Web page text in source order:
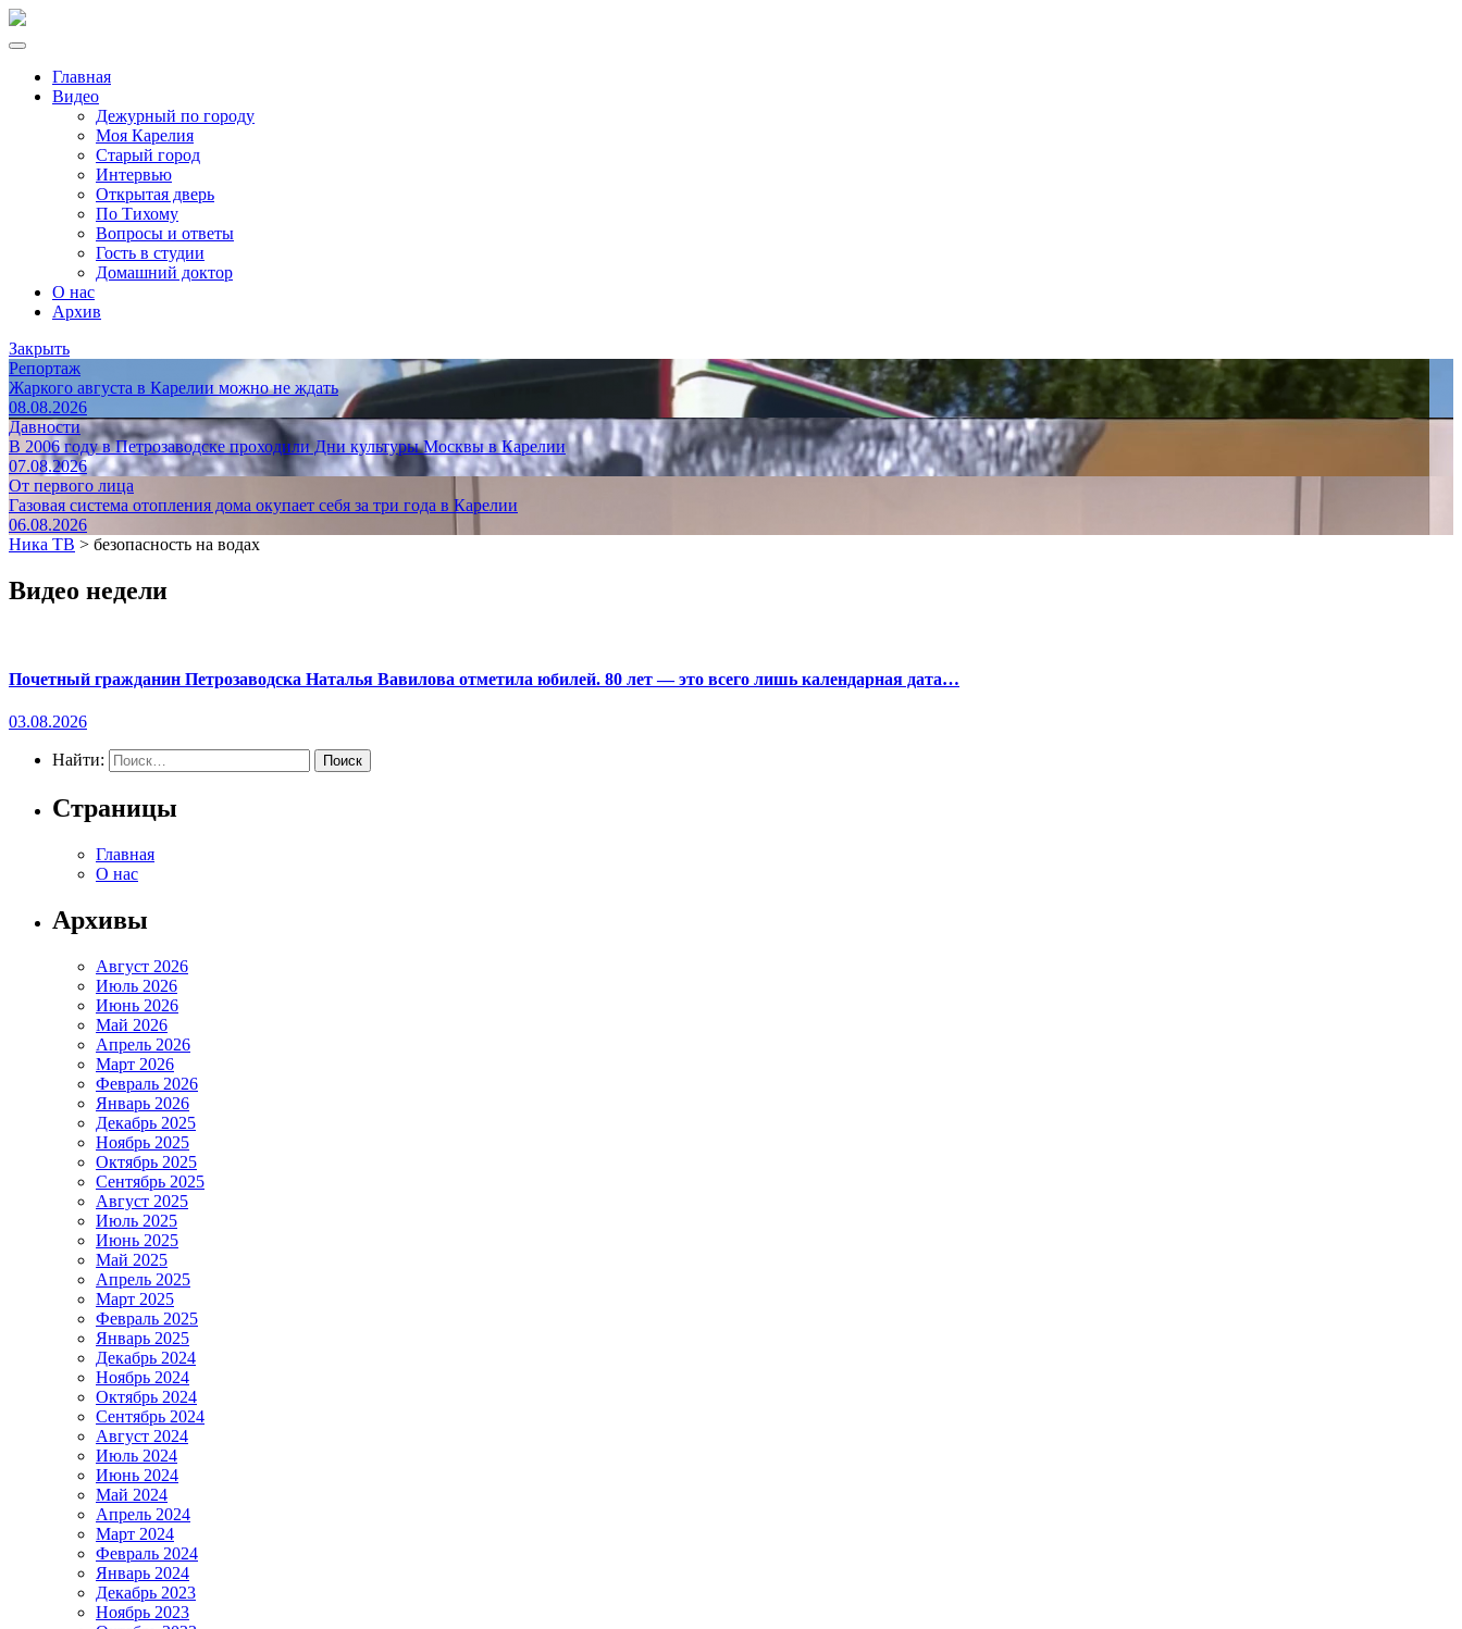
Главная
Видео
Дежурный по городу
Моя Карелия
Старый город
Интервью
Открытая дверь
По Тихому
Вопросы и ответы
Гость в студии
Домашний доктор
О нас
Архив
Закрыть
Репортаж
Жаркого августа в Карелии можно не ждать
08.08.2026
Давности
В 2006 году в Петрозаводске проходили Дни культуры Москвы в Карелии
07.08.2026
От первого лица
Газовая система отопления дома окупает себя за три года в Карелии
06.08.2026
Ника ТВ > безопасность на водах
Видео недели
Почетный гражданин Петрозаводска Наталья Вавилова отметила юбилей. 80 лет — это всего лишь календарная дата…
03.08.2026
Найти:
Страницы
Главная
О нас
Архивы
Август 2026
Июль 2026
Июнь 2026
Май 2026
Апрель 2026
Март 2026
Февраль 2026
Январь 2026
Декабрь 2025
Ноябрь 2025
Октябрь 2025
Сентябрь 2025
Август 2025
Июль 2025
Июнь 2025
Май 2025
Апрель 2025
Март 2025
Февраль 2025
Январь 2025
Декабрь 2024
Ноябрь 2024
Октябрь 2024
Сентябрь 2024
Август 2024
Июль 2024
Июнь 2024
Май 2024
Апрель 2024
Март 2024
Февраль 2024
Январь 2024
Декабрь 2023
Ноябрь 2023